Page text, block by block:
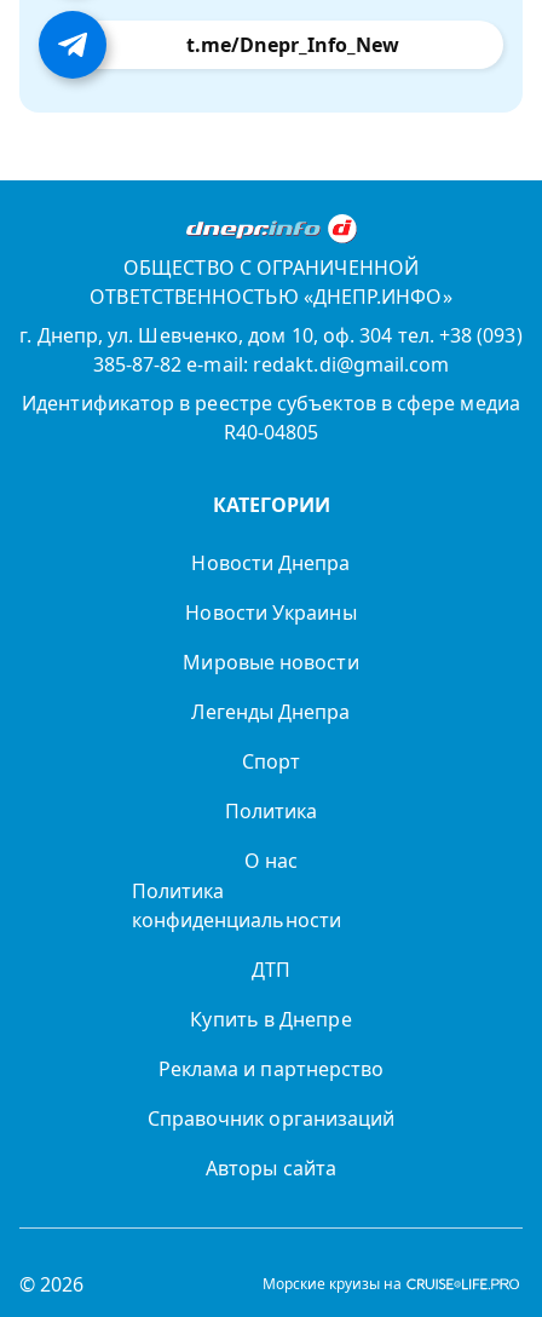
t.me/Dnepr_Info_New
ОБЩЕСТВО С ОГРАНИЧЕННОЙ
ОТВЕТСТВЕННОСТЬЮ «ДНЕПР.ИНФО»
г. Днепр, ул. Шевченко, дом 10, оф. 304 тел. +38 (093)
385-87-82 e-mail: redakt.di@gmail.com
Идентификатор в реестре субъектов в сфере медиа
R40-04805
КАТЕГОРИИ
Новости Днепра
Новости Украины
Мировые новости
Легенды Днепра
Спорт
Политика
О нас
Политика
конфиденциальности
ДТП
Купить в Днепре
Реклама и партнерство
Справочник организаций
Авторы сайта
© 2026 Морские круизы на